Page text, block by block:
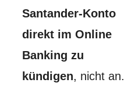
Santander-Konto
direkt im Online
Banking zu
kündigen, nicht an.